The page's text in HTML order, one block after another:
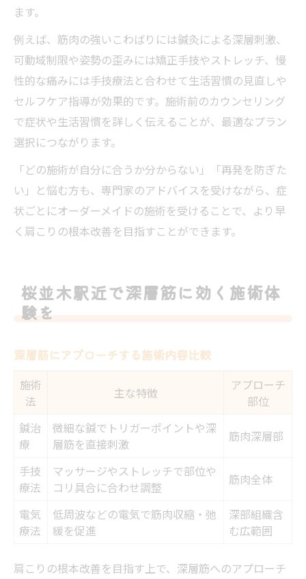
ます。
例えば、筋肉の強いこわばりには鍼灸による深層刺激、
可動域制限や姿勢の歪みには矯正手技やストレッチ、慢
性的な痛みには手技療法と合わせて生活習慣の見直しや
セルフケア指導が効果的です。施術前のカウンセリング
で症状や生活習慣を詳しく伝えることが、最適なプラン
選択につながります。
「どの施術が自分に合うか分からない」「再発を防ぎた
い」と悩む方も、専門家のアドバイスを受けながら、症
状ごとにオーダーメイドの施術を受けることで、より早
く肩こりの根本改善を目指すことができます。
桜並木駅近で深層筋に効く施術体
験を
深層筋にアプローチする施術内容比較
施術
法
主な特徴
アプローチ
部位
鍼治
療
微細な鍼でトリガーポイントや深
層筋を直接刺激
筋肉深層部
手技
療法
マッサージやストレッチで部位や
コリ具合に合わせ調整
筋肉全体
電気
療法
低周波などの電気で筋肉収縮・弛
緩を促進
深部組織含
む広範囲
肩こりの根本改善を目指す上で、深層筋へのアプローチ